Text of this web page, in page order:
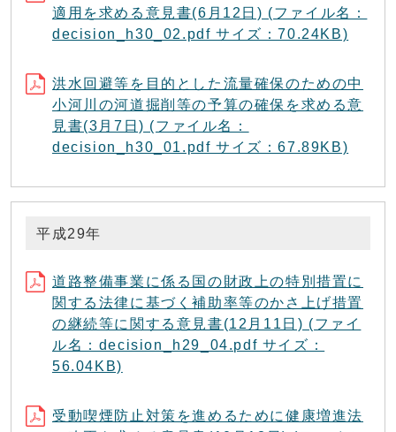
適用を求める意見書(6月12日) (ファイル名：
decision_h30_02.pdf サイズ：70.24KB)
洪水回避等を目的とした流量確保のための中
小河川の河道掘削等の予算の確保を求める意
見書(3月7日) (ファイル名：
decision_h30_01.pdf サイズ：67.89KB)
平成29年
道路整備事業に係る国の財政上の特別措置に
関する法律に基づく補助率等のかさ上げ措置
の継続等に関する意見書(12月11日) (ファイ
ル名：decision_h29_04.pdf サイズ：
56.04KB)
受動喫煙防止対策を進めるために健康増進法